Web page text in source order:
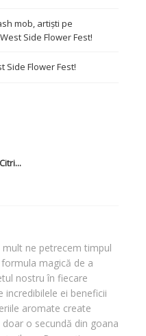
mob, artiști pe
Side Flower Fest!
Side Flower Fest!
ne petrecem timpul
magică de a
nostru în fiecare
incredibilele ei beneficii
aromate create
o secundă din goana